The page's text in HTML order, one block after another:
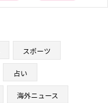
スポーツ
占い
海外ニュース